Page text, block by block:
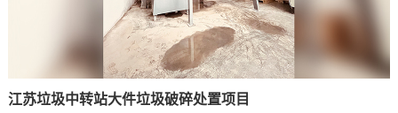
江苏垃圾中转站大件垃圾破碎处置项目